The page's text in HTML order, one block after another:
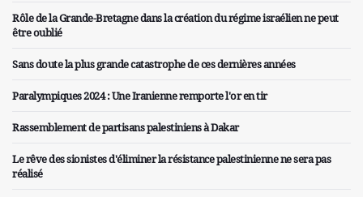
Rôle de la Grande-Bretagne dans la création du régime israélien ne peut
être oublié
Sans doute la plus grande catastrophe de ces dernières années
Paralympiques 2024 : Une Iranienne remporte l'or en tir
Rassemblement de partisans palestiniens à Dakar
Le rêve des sionistes d'éliminer la résistance palestinienne ne sera pas
réalisé